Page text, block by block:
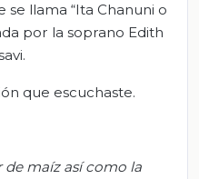
se llama “Ita Chanuni o
por la soprano Edith
que escuchaste.
de maíz así como la